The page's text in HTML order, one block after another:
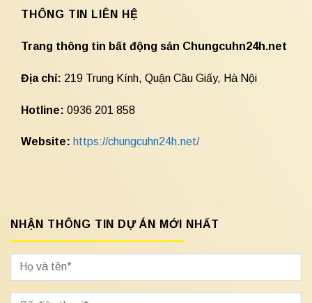
THÔNG TIN LIÊN HỆ
Trang thông tin bất động sản Chungcuhn24h.net
Địa chỉ: 219 Trung Kính, Quận Cầu Giấy, Hà Nội
Hotline: 0936 201 858
Website: https://chungcuhn24h.net/
NHẬN THÔNG TIN DỰ ÁN MỚI NHẤT